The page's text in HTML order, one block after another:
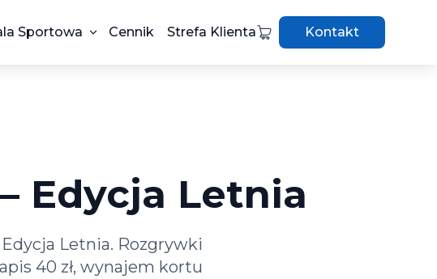
Sportowa Cennik Strefa Klienta Kontakt
Edycja Letnia
Letnia. Rozgrywki
40 zł, wynajem kortu